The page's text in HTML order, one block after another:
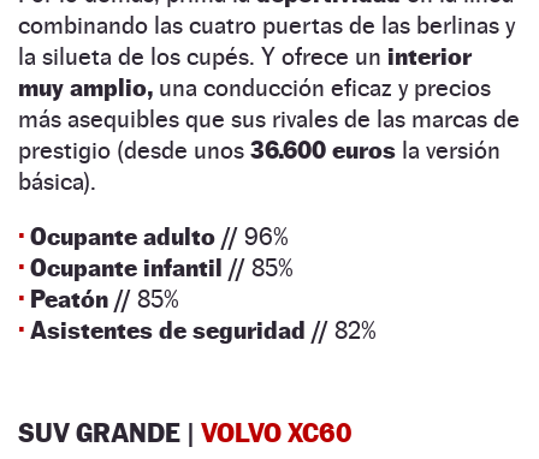
combinando las cuatro puertas de las berlinas y
la silueta de los cupés. Y ofrece un interior
muy amplio, una conducción eficaz y precios
más asequibles que sus rivales de las marcas de
prestigio (desde unos 36.600 euros la versión
básica).
· Ocupante adulto // 96%
· Ocupante infantil // 85%
· Peatón // 85%
· Asistentes de seguridad // 82%
SUV GRANDE | VOLVO XC60